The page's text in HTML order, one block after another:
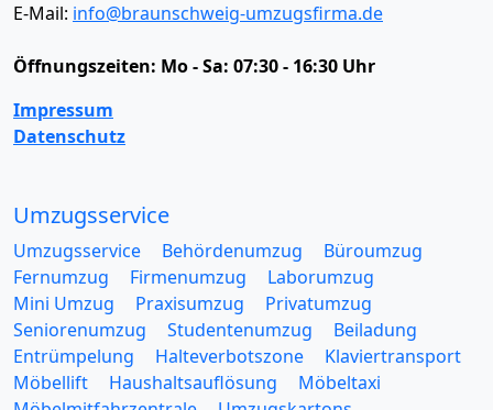
E-Mail: info@braunschweig-umzugsfirma.de
Öffnungszeiten: Mo - Sa: 07:30 - 16:30 Uhr
Impressum
Datenschutz
Umzugsservice
Umzugsservice Behördenumzug
Büroumzug
Fernumzug
Firmenumzug
Laborumzug
Mini Umzug
Praxisumzug
Privatumzug
Seniorenumzug
Studentenumzug
Beiladung
Entrümpelung
Halteverbotszone
Klaviertransport
Möbellift
Haushaltsauflösung
Möbeltaxi